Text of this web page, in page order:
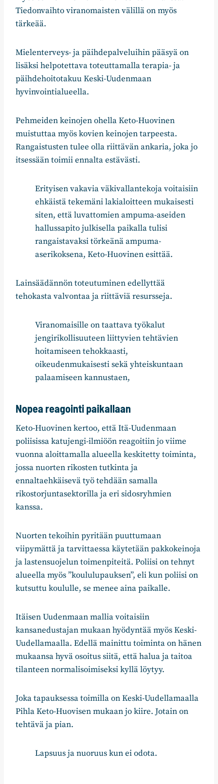
Tiedonvaihto viranomaisten välillä on myös
tärkeää.
Mielenterveys- ja päihdepalveluihin pääsyä on
lisäksi helpotettava toteuttamalla terapia- ja
päihdehoitotakuu Keski-Uudenmaan
hyvinvointialueella.
Pehmeiden keinojen ohella Keto-Huovinen
muistuttaa myös kovien keinojen tarpeesta.
Rangaistusten tulee olla riittävän ankaria, joka jo
itsessään toimii ennalta estävästi.
Erityisen vakavia väkivallantekoja voitaisiin
ehkäistä tekemäni lakialoitteen mukaisesti
siten, että luvattomien ampuma-aseiden
hallussapito julkisella paikalla tulisi
rangaistavaksi törkeänä ampuma-
aserikoksena, Keto-Huovinen esittää.
Lainsäädännön toteutuminen edellyttää
tehokasta valvontaa ja riittäviä resursseja.
Viranomaisille on taattava työkalut
jengirikollisuuteen liittyvien tehtävien
hoitamiseen tehokkaasti,
oikeudenmukaisesti sekä yhteiskuntaan
palaamiseen kannustaen,
Nopea reagointi paikallaan
Keto-Huovinen kertoo, että Itä-Uudenmaan
poliisissa katujengi-ilmiöön reagoitiin jo viime
vuonna aloittamalla alueella keskitetty toiminta,
jossa nuorten rikosten tutkinta ja
ennaltaehkäisevä työ tehdään samalla
rikostorjuntasektorilla ja eri sidosryhmien
kanssa.
Nuorten tekoihin pyritään puuttumaan
viipymättä ja tarvittaessa käytetään pakkokeinoja
ja lastensuojelun toimenpiteitä. Poliisi on tehnyt
alueella myös ”koululupauksen”, eli kun poliisi on
kutsuttu koululle, se menee aina paikalle.
Itäisen Uudenmaan mallia voitaisiin
kansanedustajan mukaan hyödyntää myös Keski-
Uudellamaalla. Edellä mainittu toiminta on hänen
mukaansa hyvä osoitus siitä, että halua ja taitoa
tilanteen normalisoimiseksi kyllä löytyy.
Joka tapauksessa toimilla on Keski-Uudellamaalla
Pihla Keto-Huovisen mukaan jo kiire. Jotain on
tehtävä ja pian.
Lapsuus ja nuoruus kun ei odota.